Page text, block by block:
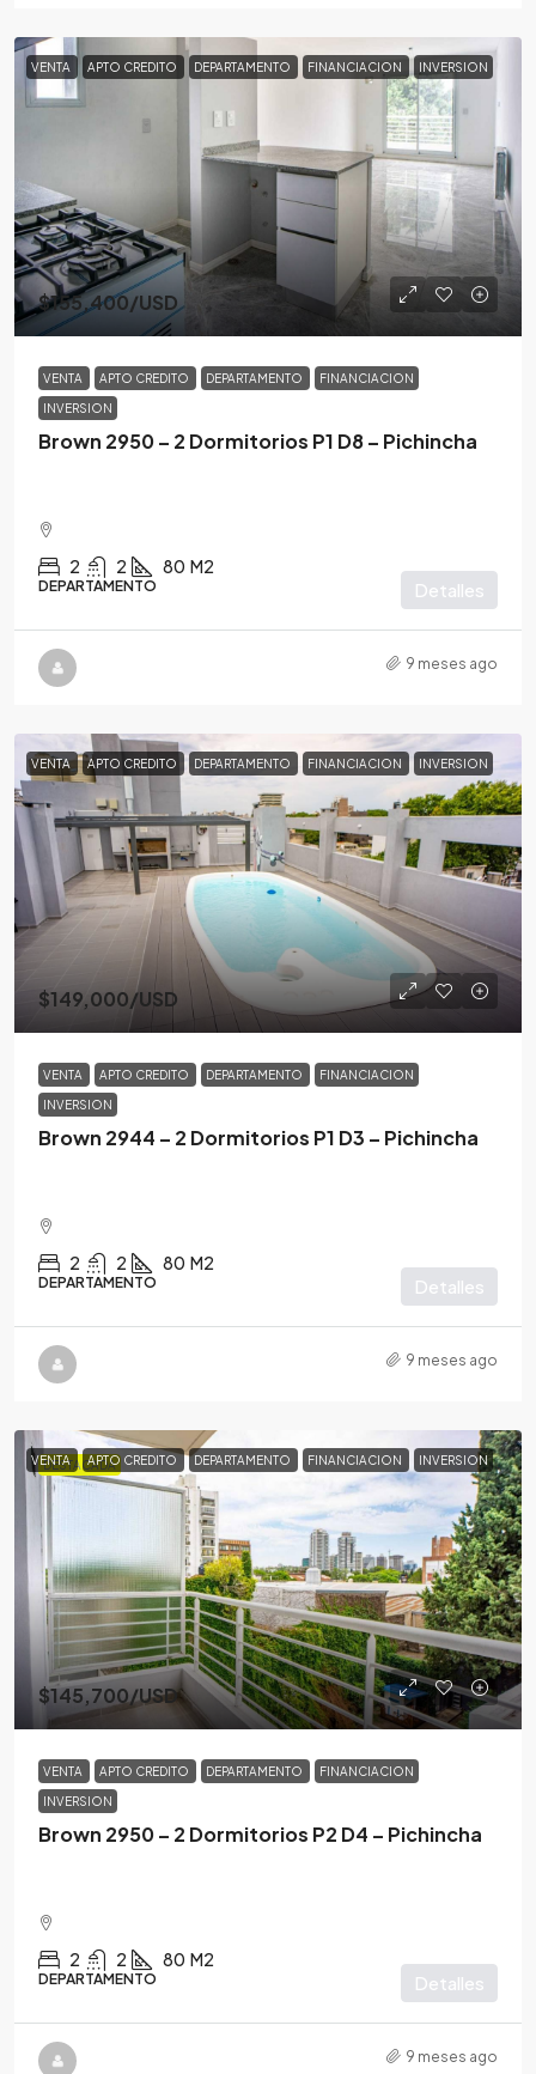
VENTA APTO CREDITO DEPARTAMENTO FINANCIACION INVERSION
$155,400/USD
VENTA APTO CREDITO DEPARTAMENTO FINANCIACION
INVERSION
Brown 2950 – 2 Dormitorios P1 D8 – Pichincha
2 2 80 M2
DEPARTAMENTO Detalles
9 meses ago
VENTA APTO CREDITO DEPARTAMENTO FINANCIACION INVERSION
$149,000/USD
VENTA APTO CREDITO DEPARTAMENTO FINANCIACION
INVERSION
Brown 2944 – 2 Dormitorios P1 D3 – Pichincha
2 2 80 M2
DEPARTAMENTO Detalles
9 meses ago
DESTACADA
VENTA APTO CREDITO DEPARTAMENTO FINANCIACION INVERSION
$145,700/USD
VENTA APTO CREDITO DEPARTAMENTO FINANCIACION
INVERSION
Brown 2950 – 2 Dormitorios P2 D4 – Pichincha
2 2 80 M2
DEPARTAMENTO Detalles
9 meses ago